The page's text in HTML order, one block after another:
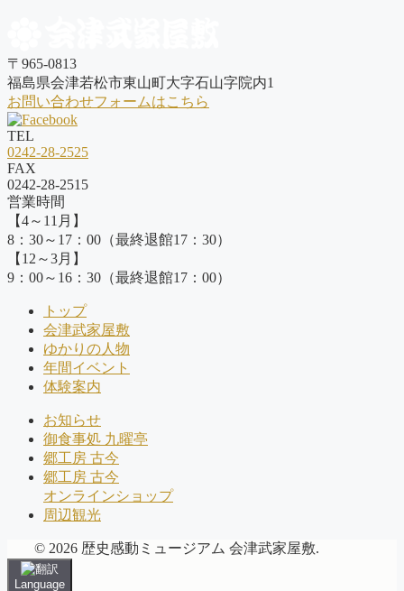
〒965-0813
福島県会津若松市東山町大字石山字院内1
お問い合わせフォームはこちら
TEL
0242-28-2525
FAX
0242-28-2515
営業時間
【4～11月】
8：30～17：00（最終退館17：30）
【12～3月】
9：00～16：30（最終退館17：00）
トップ
会津武家屋敷
ゆかりの人物
年間イベント
体験案内
お知らせ
御食事処 九曜亭
郷工房 古今
郷工房 古今
オンラインショップ
周辺観光
© 2026 歴史感動ミュージアム 会津武家屋敷.
Language